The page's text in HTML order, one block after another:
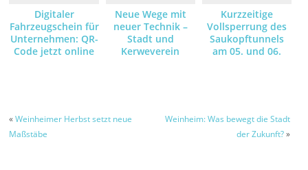
Digitaler
Fahrzeugschein für
Unternehmen: QR-
Code jetzt online
Neue Wege mit
neuer Technik –
Stadt und
Kerweverein
Brandgefahr mit
Kurzzeitige
Vollsperrung des
Saukopftunnels
am 05. und 06.
«Weinheimer Herbst setzt neue
Maßstäbe
Weinheim: Was bewegt die Stadt
der Zukunft?»